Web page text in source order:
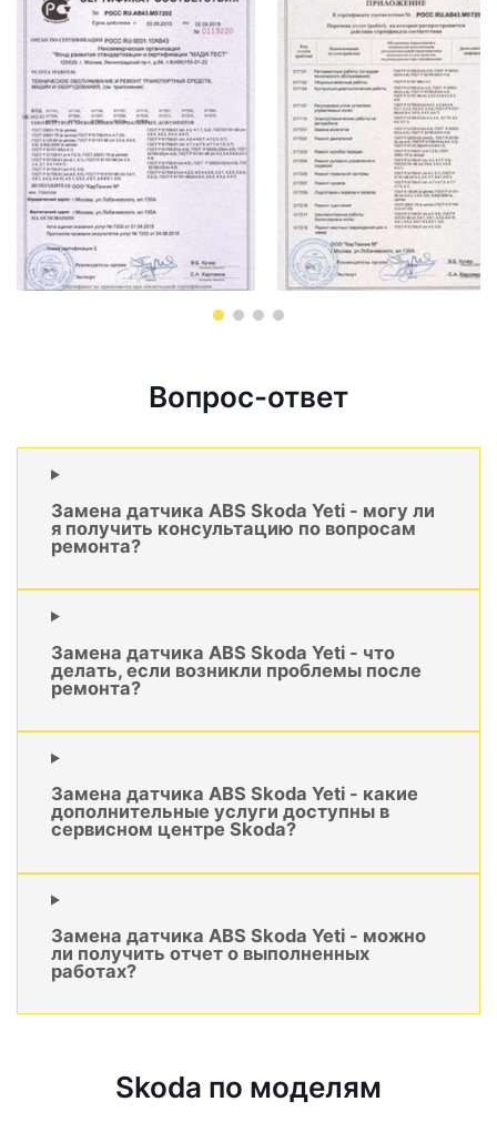
Вопрос-ответ
Замена датчика ABS Skoda Yeti - могу ли
я получить консультацию по вопросам
ремонта?
Замена датчика ABS Skoda Yeti - что
делать, если возникли проблемы после
ремонта?
Замена датчика ABS Skoda Yeti - какие
дополнительные услуги доступны в
сервисном центре Skoda?
Замена датчика ABS Skoda Yeti - можно
ли получить отчет о выполненных
работах?
Skoda по моделям